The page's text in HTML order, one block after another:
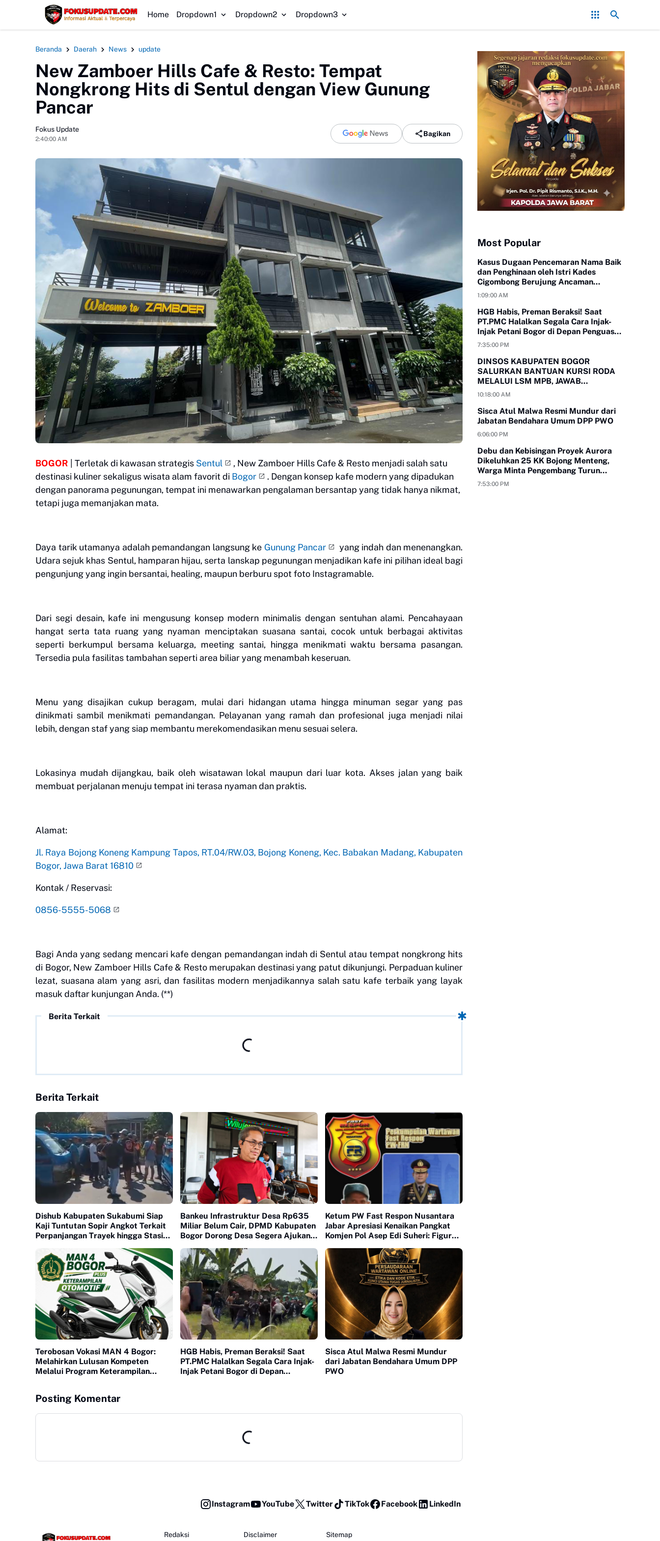
HEADLINE Redam Konflik, Kapolres Bogor Minta PT PMC Tunda Aktivitas di Lahan
Home Dropdown1 Dropdown2 Dropdown3
Beranda Daerah News update
New Zamboer Hills Cafe & Resto: Tempat
Nongkrong Hits di Sentul dengan View Gunung
Pancar
Fokus Update
2:40:00 AM
Bagikan
BOGOR | Terletak di kawasan strategis Sentul
, New Zamboer Hills Cafe & Resto menjadi salah satu
destinasi kuliner sekaligus wisata alam favorit di Bogor
. Dengan konsep kafe modern yang dipadukan
dengan panorama pegunungan, tempat ini menawarkan pengalaman bersantap yang tidak hanya nikmat,
tetapi juga memanjakan mata.
Daya tarik utamanya adalah pemandangan langsung ke Gunung Pancar
yang indah dan menenangkan.
Udara sejuk khas Sentul, hamparan hijau, serta lanskap pegunungan menjadikan kafe ini pilihan ideal bagi
pengunjung yang ingin bersantai, healing, maupun berburu spot foto Instagramable.
Dari segi desain, kafe ini mengusung konsep modern minimalis dengan sentuhan alami. Pencahayaan
hangat serta tata ruang yang nyaman menciptakan suasana santai, cocok untuk berbagai aktivitas
seperti berkumpul bersama keluarga, meeting santai, hingga menikmati waktu bersama pasangan.
Tersedia pula fasilitas tambahan seperti area biliar yang menambah keseruan.
Menu yang disajikan cukup beragam, mulai dari hidangan utama hingga minuman segar yang pas
dinikmati sambil menikmati pemandangan. Pelayanan yang ramah dan profesional juga menjadi nilai
lebih, dengan staf yang siap membantu merekomendasikan menu sesuai selera.
Lokasinya mudah dijangkau, baik oleh wisatawan lokal maupun dari luar kota. Akses jalan yang baik
membuat perjalanan menuju tempat ini terasa nyaman dan praktis.
Alamat:
Jl. Raya Bojong Koneng Kampung Tapos, RT.04/RW.03, Bojong Koneng, Kec. Babakan Madang, Kabupaten
Bogor, Jawa Barat 16810
Kontak / Reservasi:
0856-5555-5068
Bagi Anda yang sedang mencari kafe dengan pemandangan indah di Sentul atau tempat nongkrong hits
di Bogor, New Zamboer Hills Cafe & Resto merupakan destinasi yang patut dikunjungi. Perpaduan kuliner
lezat, suasana alam yang asri, dan fasilitas modern menjadikannya salah satu kafe terbaik yang layak
masuk daftar kunjungan Anda. (**)
Berita Terkait
Berita Terkait
Dishub Kabupaten Sukabumi Siap
Kaji Tuntutan Sopir Angkot Terkait
Perpanjangan Trayek hingga Stasiun
Bankeu Infrastruktur Desa Rp635
Miliar Belum Cair, DPMD Kabupaten
Bogor Dorong Desa Segera Ajukan
Ketum PW Fast Respon Nusantara
Jabar Apresiasi Kenaikan Pangkat
Komjen Pol Asep Edi Suheri: Figur
Terobosan Vokasi MAN 4 Bogor:
Melahirkan Lulusan Kompeten
Melalui Program Keterampilan
HGB Habis, Preman Beraksi! Saat
PT.PMC Halalkan Segala Cara Injak-
Injak Petani Bogor di Depan
Sisca Atul Malwa Resmi Mundur
dari Jabatan Bendahara Umum DPP
PWO
Posting Komentar
Most Popular
Kasus Dugaan Pencemaran Nama Baik
dan Penghinaan oleh Istri Kades
Cigombong Berujung Ancaman
Laporan Polisi
1:09:00 AM
HGB Habis, Preman Beraksi! Saat
PT.PMC Halalkan Segala Cara Injak-
Injak Petani Bogor di Depan Penguasa
yang Bungkam
7:35:00 PM
DINSOS KABUPATEN BOGOR
SALURKAN BANTUAN KURSI RODA
MELALUI LSM MPB, JAWAB
KEBUTUHAN WARGA
10:18:00 AM
Sisca Atul Malwa Resmi Mundur dari
Jabatan Bendahara Umum DPP PWO
6:06:00 PM
Debu dan Kebisingan Proyek Aurora
Dikeluhkan 25 KK Bojong Menteng,
Warga Minta Pengembang Turun
Tangan
7:53:00 PM
Instagram YouTube Twitter TikTok Facebook LinkedIn
Redaksi Disclaimer Sitemap